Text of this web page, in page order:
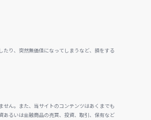
り、突然無価値になってしまうなど、損をする
ん。また、当サイトのコンテンツはあくまでも
るいは金融商品の売買、投資、取引、保有など